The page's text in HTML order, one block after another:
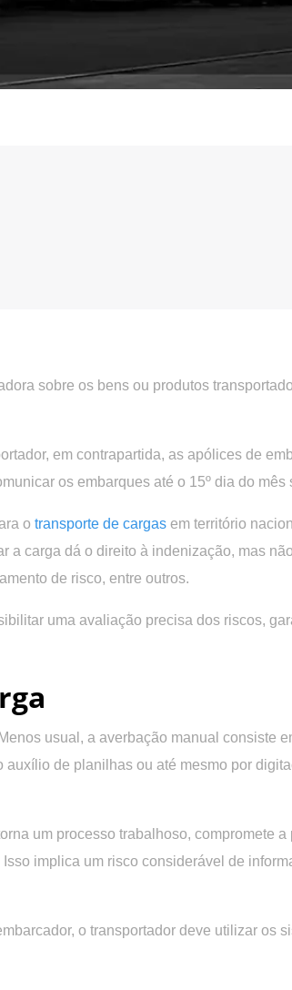
sobre os bens ou produtos
em contrapartida, as apólices de
os embarques até o 15º dia do
o transporte de cargas em território
a carga dá o direito à indenização, mas
de risco, entre outros.
uma avaliação precisa dos riscos,
usual, a averbação manual consiste
de planilhas ou até mesmo por
um processo trabalhoso, compromete
implica um risco considerável de
o transportador deve utilizar os